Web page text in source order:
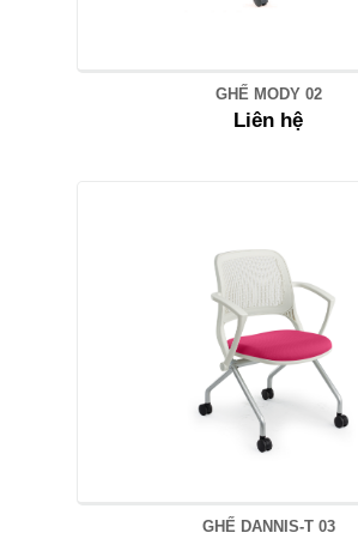
GHẾ MODY 02
Liên hệ
GHẾ DANNIS-T 03